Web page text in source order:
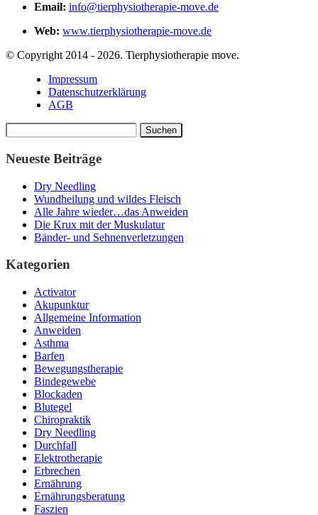
Email: info@tierphysiotherapie-move.de
Web: www.tierphysiotherapie-move.de
© Copyright 2014 - 2026. Tierphysiotherapie move.
Impressum
Datenschutzerklärung
AGB
Suchen
nach:
Neueste Beiträge
Dry Needling
Wundheilung und wildes Fleisch
Alle Jahre wieder…das Anweiden
Die Krux mit der Muskulatur
Bänder- und Sehnenverletzungen
Kategorien
Activator
Akupunktur
Allgemeine Information
Anweiden
Asthma
Barfen
Bewegungstherapie
Bindegewebe
Blockaden
Blutegel
Chiropraktik
Dry Needling
Durchfall
Elektrotherapie
Erbrechen
Ernährung
Ernährungsberatung
Faszien